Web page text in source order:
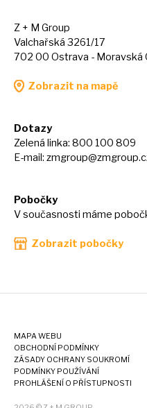
Z + M Group
Valchařská 3261/17
702 00 Ostrava - Moravská
Zobrazit na mapě
Dotazy
Zelená linka: 800 100 809
E-mail:
Pobočky
V současnosti máme
Zobrazit pobočky
MAPA WEBU
OBCHODNÍ PODMÍNKY
ZÁSADY OCHRANY SOUKROMÍ
PODMÍNKY POUŽÍVÁNÍ
PROHLÁŠENÍ O PŘÍSTUPNOSTI